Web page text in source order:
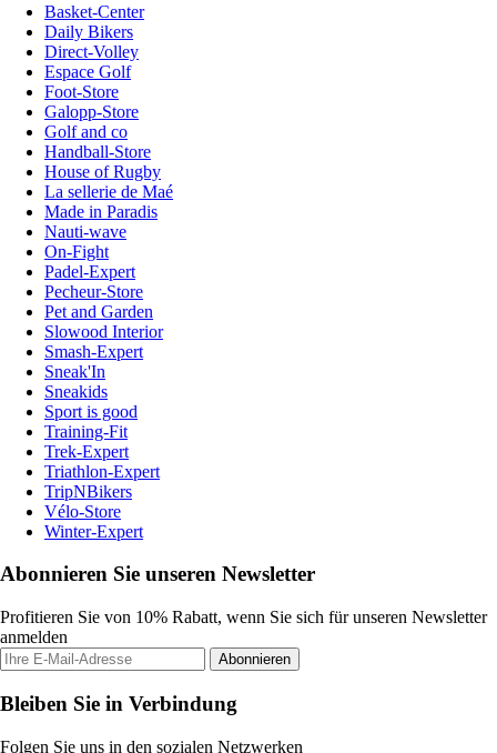
Basket-Center
Daily Bikers
Direct-Volley
Espace Golf
Foot-Store
Galopp-Store
Golf and co
Handball-Store
House of Rugby
La sellerie de Maé
Made in Paradis
Nauti-wave
On-Fight
Padel-Expert
Pecheur-Store
Pet and Garden
Slowood Interior
Smash-Expert
Sneak'In
Sneakids
Sport is good
Training-Fit
Trek-Expert
Triathlon-Expert
TripNBikers
Vélo-Store
Winter-Expert
Abonnieren Sie unseren Newsletter
Profitieren Sie von 10% Rabatt, wenn Sie sich für unseren Newsletter
anmelden
Abonnieren
Bleiben Sie in Verbindung
Folgen Sie uns in den sozialen Netzwerken